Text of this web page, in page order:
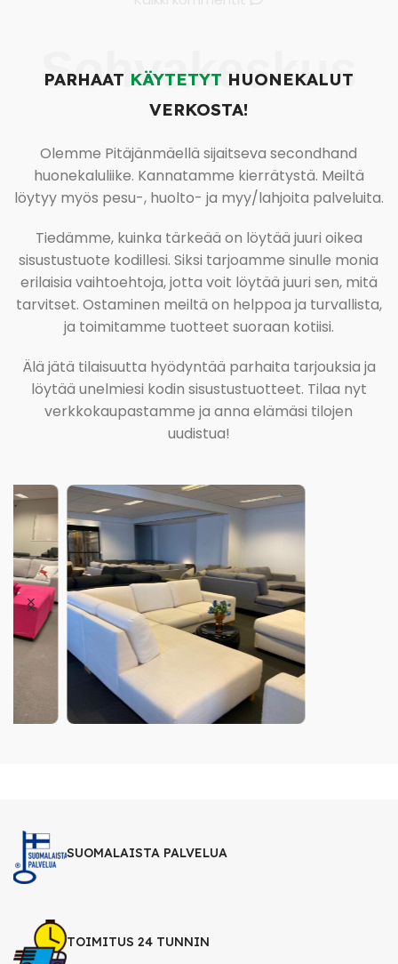
Sohvakeskus
PARHAAT KÄYTETYT HUONEKALUT
VERKOSTA!
Olemme Pitäjänmäellä sijaitseva secondhand
huonekaluliike. Kannatamme kierrätystä. Meiltä
löytyy myös pesu-, huolto- ja myy/lahjoita palveluita.
Tiedämme, kuinka tärkeää on löytää juuri oikea
sisustustuote kodillesi. Siksi tarjoamme sinulle monia
erilaisia vaihtoehtoja, jotta voit löytää juuri sen, mitä
tarvitset. Ostaminen meiltä on helppoa ja turvallista,
ja toimitamme tuotteet suoraan kotiisi.
Älä jätä tilaisuutta hyödyntää parhaita tarjouksia ja
löytää unelmiesi kodin sisustustuotteet. Tilaa nyt
verkkokaupastamme ja anna elämäsi tilojen
uudistua!
SUOMALAISTA PALVELUA
TOIMITUS 24 TUNNIN